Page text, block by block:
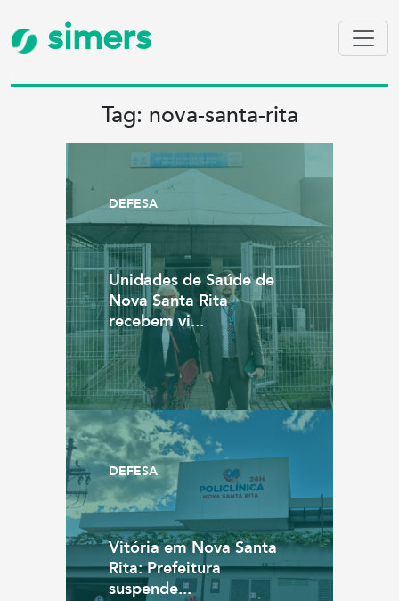
simers
Tag: nova-santa-rita
DEFESA
Unidades de Saúde de
Nova Santa Rita
recebem vi...
DEFESA
Vitória em Nova Santa
Rita: Prefeitura
suspende...